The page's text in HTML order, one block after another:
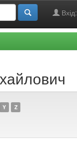
Вхід:
Y Z